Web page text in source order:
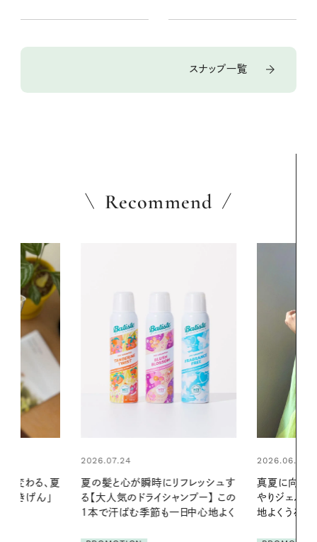
スナップ一覧
Recommend
レッシュす
プー】 この
2026.06.01
真夏に向けて、ハーブが香るひん
やりジェルと出合う。暑い季節に心
地よくうるおう、軽やかなボディケ
2026.06.01
暑い夏のナイ
える夜の爽